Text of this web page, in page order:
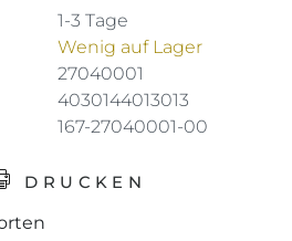
1-3 Tage
Wenig auf Lager
27040001
4030144013013
167-27040001-00
DRUCKEN